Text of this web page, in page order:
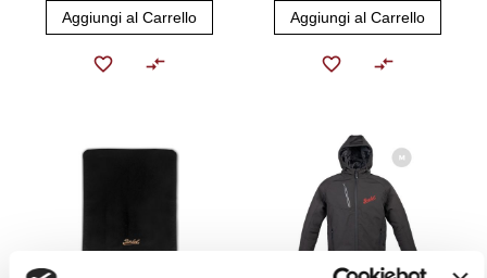
Aggiungi al Carrello Aggiungi al Carrello